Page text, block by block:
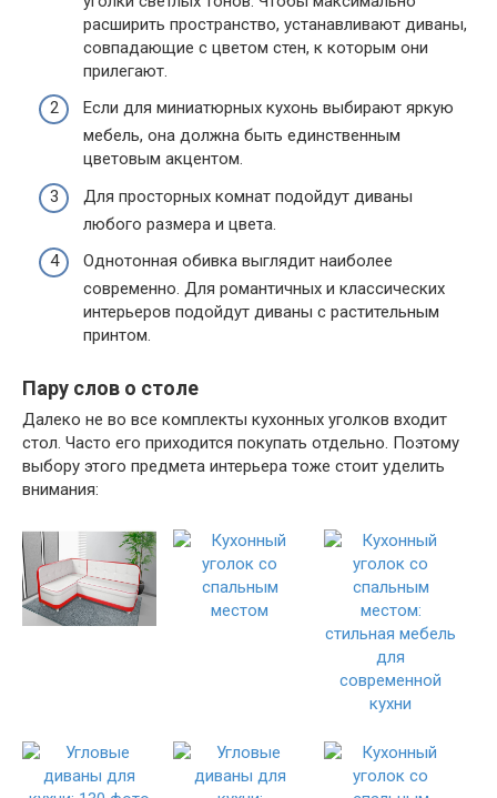
расширить пространство, устанавливают диваны,
совпадающие с цветом стен, к которым они
прилегают.
Если для миниатюрных кухонь выбирают яркую
мебель, она должна быть единственным
цветовым акцентом.
Для просторных комнат подойдут диваны
любого размера и цвета.
Однотонная обивка выглядит наиболее
современно. Для романтичных и классических
интерьеров подойдут диваны с растительным
принтом.
Пару слов о столе
Далеко не во все комплекты кухонных уголков входит
стол. Часто его приходится покупать отдельно. Поэтому
выбору этого предмета интерьера тоже стоит уделить
внимания: